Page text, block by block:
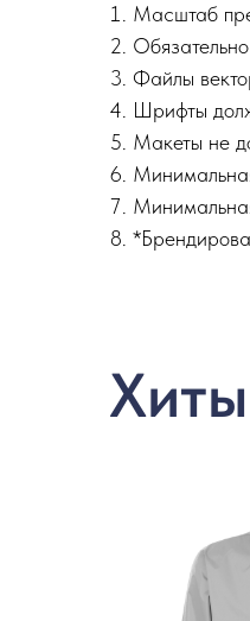
Масштаб
Файлы
Шрифты
Макеты не